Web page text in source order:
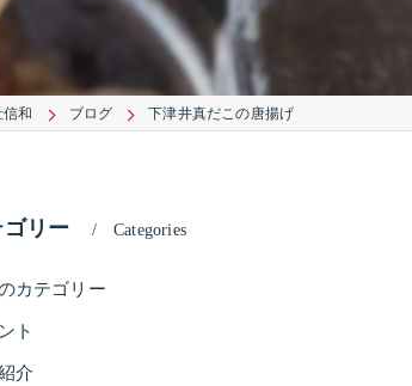
和 ブログ 下津井真だこの唐揚げ
ゴリー Categories
カテゴリー
ト
介